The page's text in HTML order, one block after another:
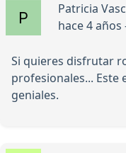
Patricia
hace 4 años
Si quieres disfrutar
profesionales... Este
geniales.